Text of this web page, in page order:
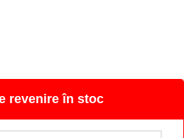
revenire în stoc